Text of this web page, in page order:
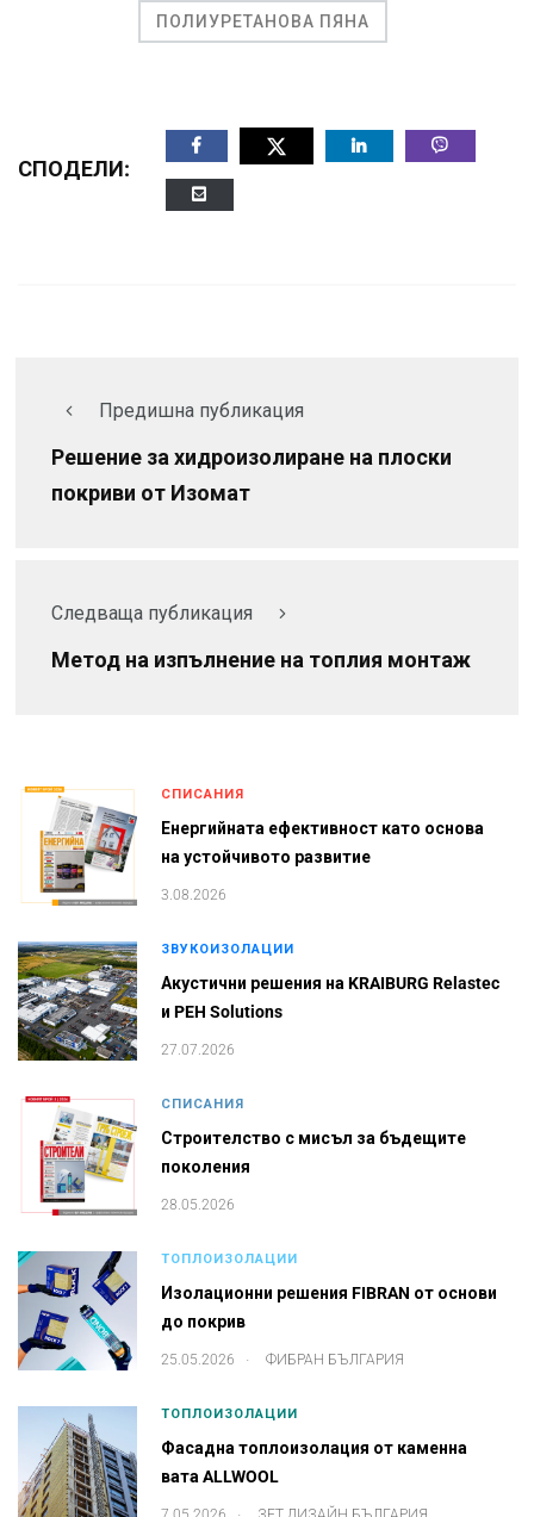
ПОЛИУРЕТАНОВА ПЯНА
СПОДЕЛИ:
Предишна публикация
Решение за хидроизолиране на плоски
покриви от Изомат
Следваща публикация
Метод на изпълнение на топлия монтаж
СПИСАНИЯ
Енергийната ефективност като основа
на устойчивото развитие
3.08.2026
ЗВУКОИЗОЛАЦИИ
Акустични решения на KRAIBURG Relastec
и PEH Solutions
27.07.2026
СПИСАНИЯ
Строителство с мисъл за бъдещите
поколения
28.05.2026
ТОПЛОИЗОЛАЦИИ
Изолационни решения FIBRAN от основи
до покрив
25.05.2026 ФИБРАН БЪЛГАРИЯ
ТОПЛОИЗОЛАЦИИ
Фасадна топлоизолация от каменна
вата ALLWOOL